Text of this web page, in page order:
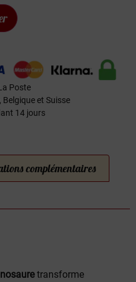
Poste
et Suisse
14 jours
complémentaires
transforme